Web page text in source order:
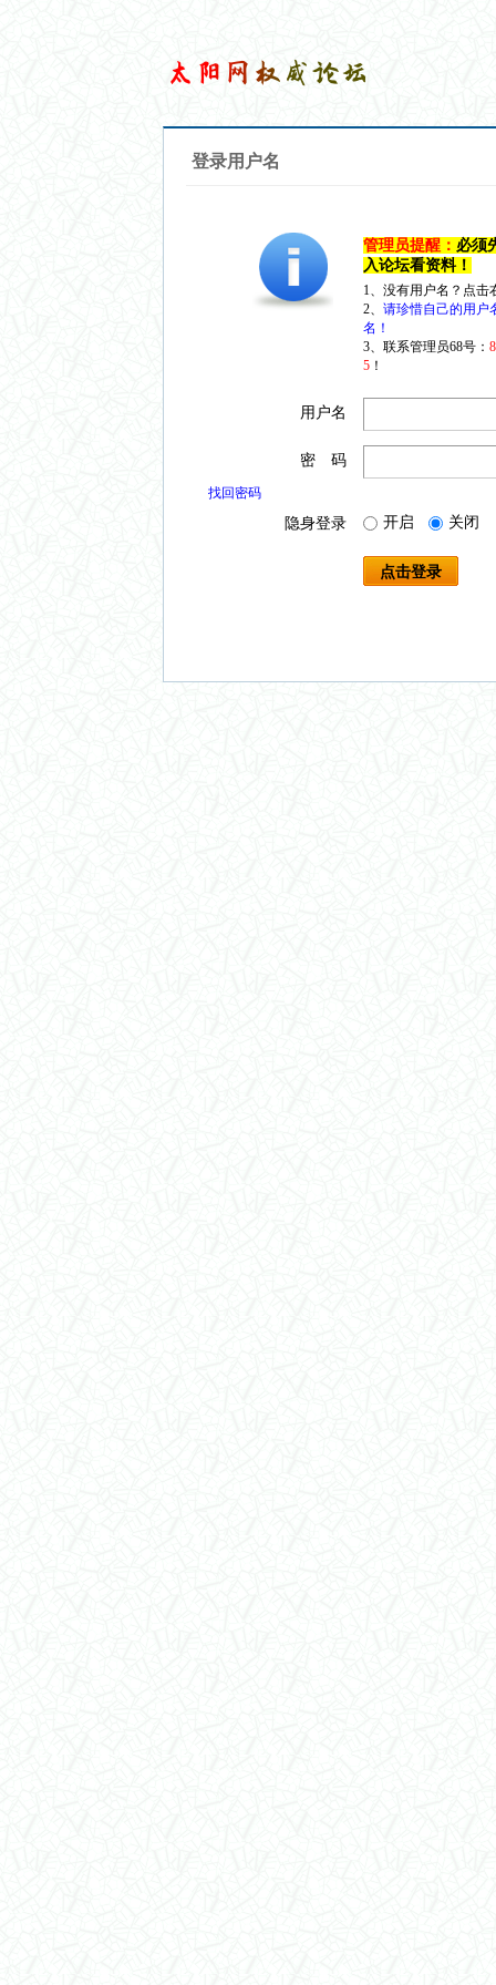
登录用户名
管理员提醒： 必须
入论坛看资料！
1、没有用户名？点
2、 请珍惜自己的用户
名！
3、联系管理员68号：
5 ！
用户名
密 码
找回密码
隐身登录 开启 关闭
点击登录